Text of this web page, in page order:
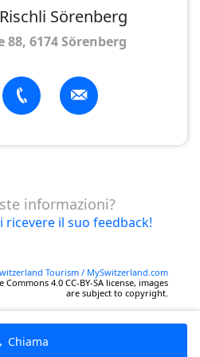
Sörenberg
88, 6174 Sörenberg
informazioni?
ricevere il suo feedback!
Tourism / MySwitzerland.com
4.0 CC-BY-SA license, images
are subject to copyright.
Chiama